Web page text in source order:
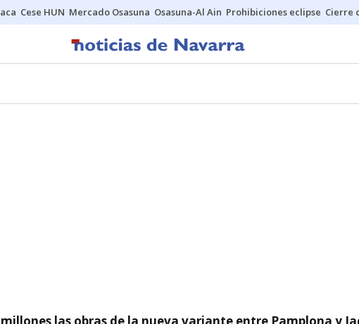
Cese HUN Mercado Osasuna Osasuna-Al Ain Prohibiciones eclipse Cierre